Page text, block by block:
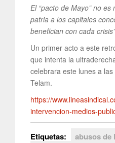
El “pacto de Mayo” no
patria a los capitales
benefician con cada
Un primer acto a este
que intenta la
celebrara este lunes a
Telam.
https://
intervencion-medios-
Etiquetas: abusos de